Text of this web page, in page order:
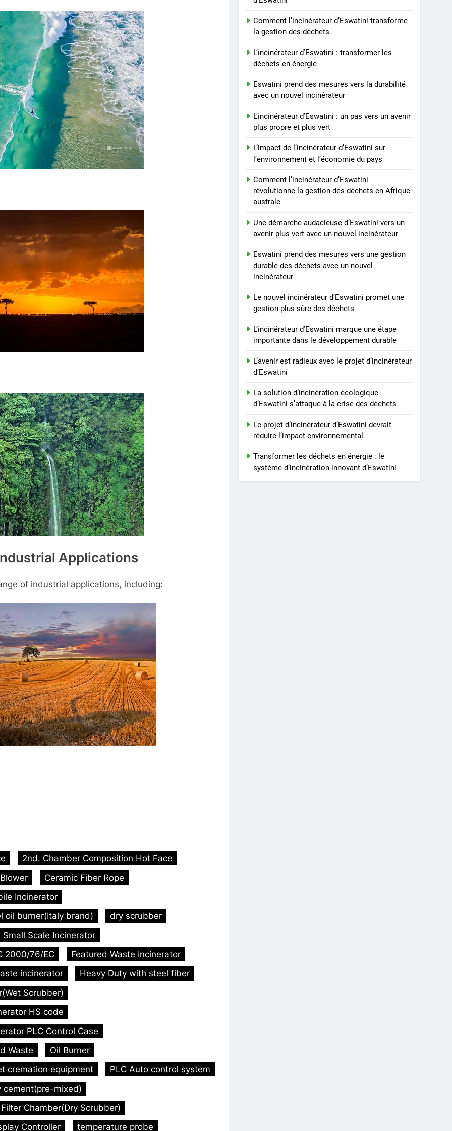
Applications
of industrial applications, including:
2nd. Chamber Composition Hot Face
Blower
Ceramic Fiber Rope
Incinerator
oil burner(Italy brand)
dry scrubber
Small Scale Incinerator
2000/76/EC
Featured Waste Incinerator
incinerator
Heavy Duty with steel fiber
Scrubber)
HS code
PLC Control Case
Waste
Oil Burner
cremation equipment
PLC Auto control system
cement(pre-mixed)
Chamber(Dry Scrubber)
Controller
temperature probe
propre et plus vert
AIO
L’impact de l’incinérateur
d’Eswatini sur
l’économie du pays
7
d’Eswatini révolutionne la
gestion des déchets en
Afrique australe
8
Une démarche audacieuse
d’Eswatini vers un avenir
plus vert avec un nouvel
AIO
Comment l’incinérateur d’Eswatini transforme
la gestion des déchets
L’incinérateur d’Eswatini : transformer les
déchets en énergie
Eswatini prend des mesures vers la durabilité
avec un nouvel incinérateur
L’incinérateur d’Eswatini : un pas vers un avenir
plus propre et plus vert
L’impact de l’incinérateur d’Eswatini sur
l’environnement et l’économie du pays
Comment l’incinérateur d’Eswatini
révolutionne la gestion des déchets en Afrique
australe
Une démarche audacieuse d’Eswatini vers un
avenir plus vert avec un nouvel incinérateur
Eswatini prend des mesures vers une gestion
durable des déchets avec un nouvel
incinérateur
Le nouvel incinérateur d’Eswatini promet une
gestion plus sûre des déchets
L’incinérateur d’Eswatini marque une étape
importante dans le développement durable
L’avenir est radieux avec le projet d’incinérateur
d’Eswatini
La solution d’incinération écologique
d’Eswatini s’attaque à la crise des déchets
Le projet d’incinérateur d’Eswatini devrait
réduire l’impact environnemental
Transformer les déchets en énergie : le
système d’incinération innovant d’Eswatini